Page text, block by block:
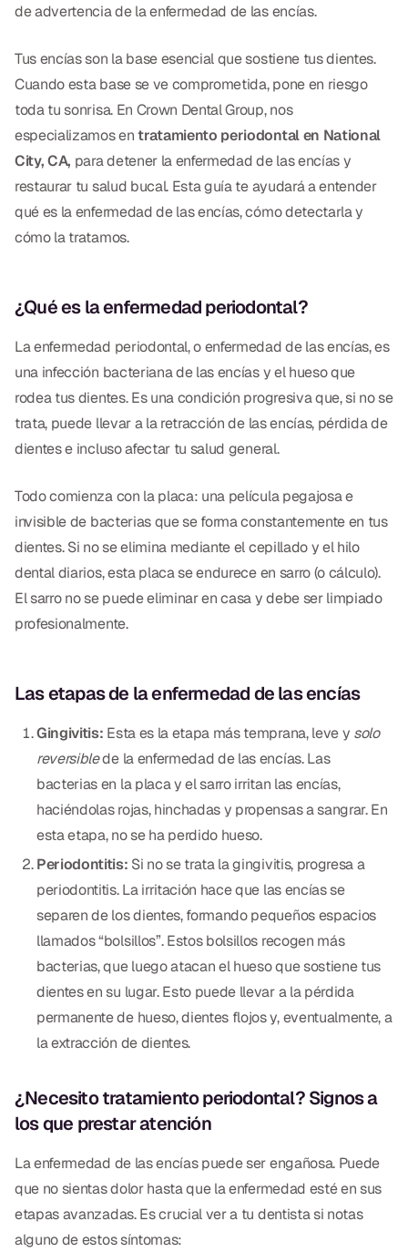
Coronas y Fundas
Puentes Dentales
Empastes Dentales
Dentaduras
Implantes Dentales
Dentaduras en el Mismo Día
Implantes el Mismo Día
COSMÉTICA
Coronas de Cerámica
Carillas
CBCT
Impresiones Digitales
Radiografía Digital
Invisalign
DOCTORES
Dr. Douglas Ness
Dr. Jared Gibbons
Dr. Hassan Haidar
Dr. Christian Bastien
Dr. Allen Newman
Solicitar una Cita
de advertencia de la enfermedad de las encías.
Tus encías son la base esencial que sostiene tus dientes.
Cuando esta base se ve comprometida, pone en riesgo
toda tu sonrisa. En Crown Dental Group, nos
especializamos entratamiento periodontal en National
City, CA, para detener la enfermedad de las encías y
restaurar tu salud bucal. Esta guía te ayudará a entender
qué es la enfermedad de las encías, cómo detectarla y
cómo la tratamos.
¿Qué es la enfermedad periodontal?
La enfermedad periodontal, o enfermedad de las encías, es
una infección bacteriana de las encías y el hueso que
rodea tus dientes. Es una condición progresiva que, si no se
trata, puede llevar a la retracción de las encías, pérdida de
dientes e incluso afectar tu salud general.
Todo comienza con la placa: una película pegajosa e
invisible de bacterias que se forma constantemente en tus
dientes. Si no se elimina mediante el cepillado y el hilo
dental diarios, esta placa se endurece en sarro (o cálculo).
El sarro no se puede eliminar en casa y debe ser limpiado
profesionalmente.
Las etapas de la enfermedad de las encías
Gingivitis: Esta es la etapa más temprana, leve y solo
reversiblede la enfermedad de las encías. Las
bacterias en la placa y el sarro irritan las encías,
haciéndolas rojas, hinchadas y propensas a sangrar. En
esta etapa, no se ha perdido hueso.
Periodontitis: Si no se trata la gingivitis, progresa a
periodontitis. La irritación hace que las encías se
separen de los dientes, formando pequeños espacios
llamados “bolsillos”. Estos bolsillos recogen más
bacterias, que luego atacan el hueso que sostiene tus
dientes en su lugar. Esto puede llevar a la pérdida
permanente de hueso, dientes flojos y, eventualmente, a
la extracción de dientes.
¿Necesito tratamiento periodontal? Signos a
los que prestar atención
La enfermedad de las encías puede ser engañosa. Puede
que no sientas dolor hasta que la enfermedad esté en sus
etapas avanzadas. Es crucial ver a tu dentista si notas
alguno de estos síntomas: